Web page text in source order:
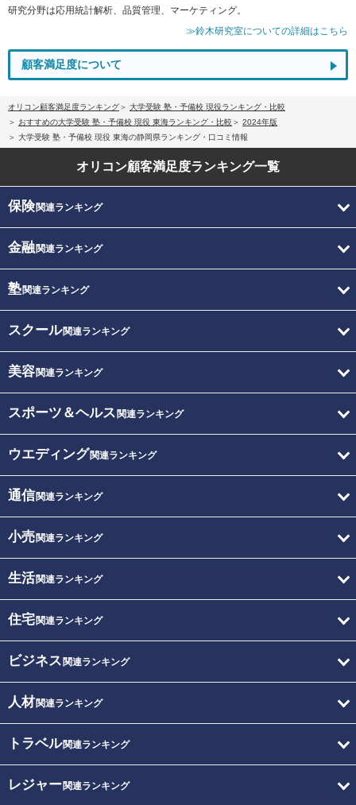
研究分野は応用統計解析、品質管理、マーケティング。
≫鈴木研究室についての詳細はこちら
顧客満足度について
オリコン顧客満足度ランキング
大学受験 塾・予備校 現役ランキング・比較
おすすめの大学受験 塾・予備校 現役 東海ランキング・比較
2024年版
大学受験 塾・予備校 現役 東海の静岡県ランキング・口コミ情報
オリコン顧客満足度ランキング一覧
保険関連ランキング
金融関連ランキング
塾関連ランキング
スクール関連ランキング
美容関連ランキング
スポーツ＆ヘルス 関連ランキング
ウエディング関連ランキング
通信関連ランキング
小売関連ランキング
生活関連ランキング
住宅関連ランキング
ビジネス 関連ランキング
人材関連ランキング
トラベル関連ランキング
レジャー関連ランキング